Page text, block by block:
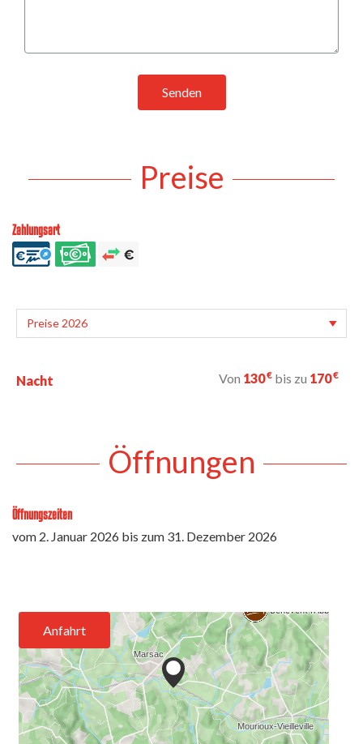
Senden
Preise
Zahlungsart
Nacht Von 130€ bis zu 170€
Öffnungen
Öffnungszeiten
vom 2. Januar 2026 bis zum 31. Dezember 2026
Anfahrt